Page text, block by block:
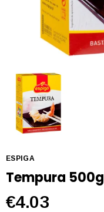
ESPIGA
Tempura 500g
€4.03